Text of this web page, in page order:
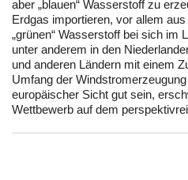
aber „blauen“ Wasserstoff zu
Erdgas importieren, vor allem
„grünen“ Wasserstoff bei sich im
unter anderem in den
und anderen Ländern mit einem
Umfang der
europäischer Sicht gut sein,
Wettbewerb auf dem